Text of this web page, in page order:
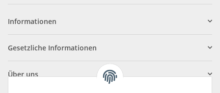
Informationen
Gesetzliche Informationen
Über uns